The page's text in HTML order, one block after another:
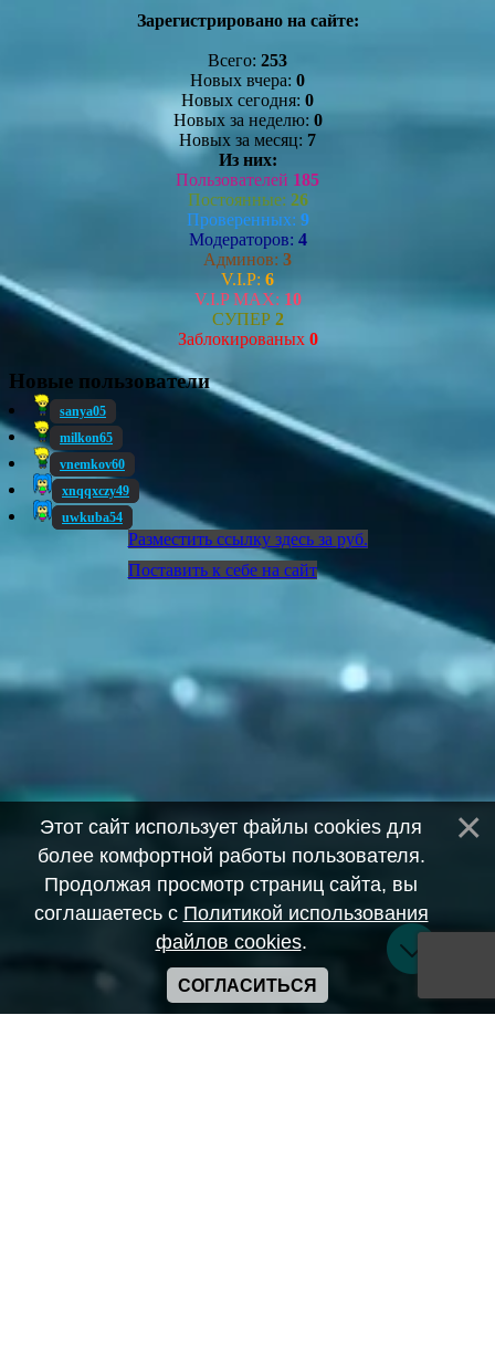
Зарегистрировано на сайте:
Всего: 253
Новых вчера: 0
Новых сегодня: 0
Новых за неделю: 0
Новых за месяц: 7
Из них:
Пользователей 185
Постоянные: 26
Проверенных: 9
Модераторов: 4
Админов: 3
V.I.P: 6
V.I.P MAX: 10
СУПЕР 2
Заблокированых 0
Новые пользователи
sanya05
milkon65
vnemkov60
xnqqxczy49
uwkuba54
Разместить ссылку здесь за руб.
Поставить к себе на сайт
Этот сайт использует файлы cookies для
более комфортной работы пользователя.
Продолжая просмотр страниц сайта, вы
соглашаетесь с Политикой использования
файлов cookies.
СОГЛАСИТЬСЯ